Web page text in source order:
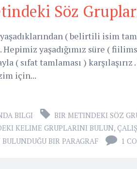
Söz
( belirtili isim
yaşadığımız süre (
( sıfat tamlaması ) karşılaşırız
için...
BILGI BIR METINDEKI SÖZ
KELIME GRUPLARINI BULUN,
BIR PARAGRAF
1